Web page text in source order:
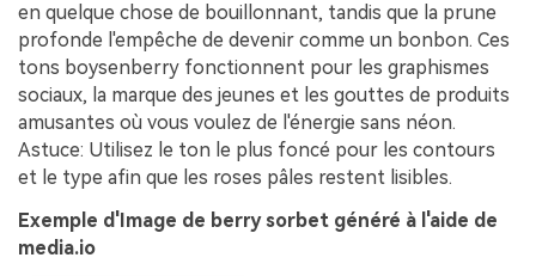
en quelque chose de bouillonnant, tandis que la prune
profonde l'empêche de devenir comme un bonbon. Ces
tons boysenberry fonctionnent pour les graphismes
sociaux, la marque des jeunes et les gouttes de produits
amusantes où vous voulez de l'énergie sans néon.
Astuce: Utilisez le ton le plus foncé pour les contours
et le type afin que les roses pâles restent lisibles.
Exemple d'Image de berry sorbet généré à l'aide de
media.io